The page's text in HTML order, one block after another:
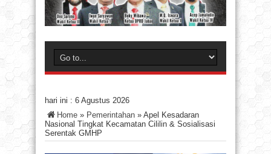
hari ini : 6 Agustus 2026
Home » Pemerintahan » Apel Kesadaran
Nasional Tingkat Kecamatan Cililin & Sosialisasi
Serentak GMHP